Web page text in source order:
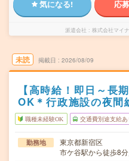
気になる! 応
派遣会社 株式会社マイ
未読 掲載日 2026/08/09
【高時給！即日～長
OK＊行政施設の夜間
職種未経験OK 交通費別途支給あ
勤務地
東京都新宿区
市ケ谷駅から徒歩8